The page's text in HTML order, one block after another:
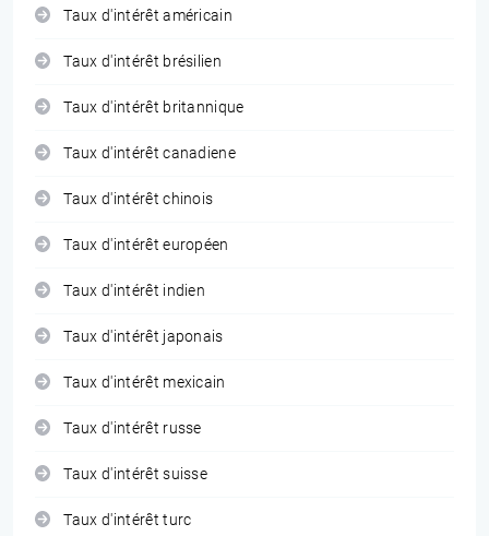
Taux d'intérêt américain
Taux d'intérêt brésilien
Taux d'intérêt britannique
Taux d'intérêt canadiene
Taux d'intérêt chinois
Taux d'intérêt européen
Taux d'intérêt indien
Taux d'intérêt japonais
Taux d'intérêt mexicain
Taux d'intérêt russe
Taux d'intérêt suisse
Taux d'intérêt turc